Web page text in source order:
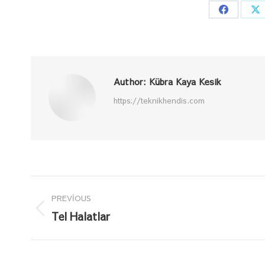
Share
Author: Kübra Kaya Kesik
https://teknikhendis.com
navigation
PREVIOUS
Previous
Tel Halatlar